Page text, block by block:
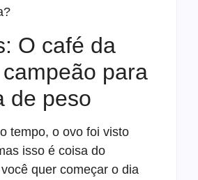
O café da
para
de peso
tempo, o ovo foi visto
isso é coisa do
quer começar o dia